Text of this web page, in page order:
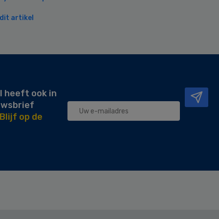
artikel
heeft ook in
Blijf op de